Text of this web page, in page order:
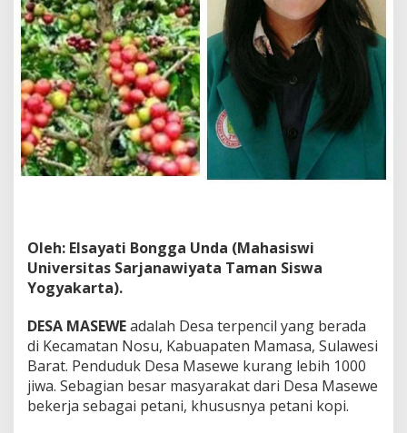
a
d
a
p
S
e
k
t
o
r
P
o
n
i
n
M
a
s
Oleh: Elsayati Bongga Unda (Mahasiswi
Universitas Sarjanawiyata Taman Siswa
Yogyakarta).
DESA MASEWEadalah Desa terpencil yang berada
di Kecamatan Nosu, Kabuapaten Mamasa, Sulawesi
Barat. Penduduk Desa Masewe kurang lebih 1000
jiwa. Sebagian besar masyarakat dari Desa Masewe
bekerja sebagai petani, khususnya petani kopi.